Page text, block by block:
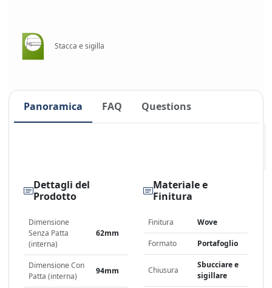
Stacca e sigilla
Panoramica FAQ Questions
Dettagli del
Prodotto
Dimensione
Senza Patta
(interna)
62mm
Dimensione Con
Patta (interna)
94mm
Materiale e
Finitura
Finitura Wove
Formato Portafoglio
Chiusura
Sbucciare e
sigillare